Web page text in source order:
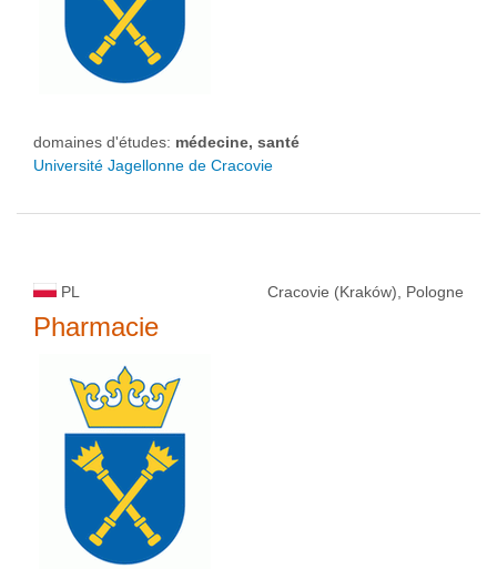
domaines d'études: médecine, santé
Université Jagellonne de Cracovie
PL Cracovie (Kraków), Pologne
Pharmacie